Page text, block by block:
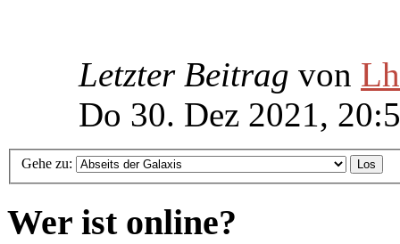
Letzter Beitrag von
Do 30. Dez 2021,
Gehe zu:
Wer ist online?